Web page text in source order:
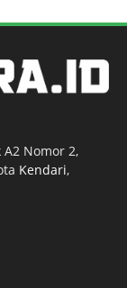
A2 Nomor 2,
Kendari,